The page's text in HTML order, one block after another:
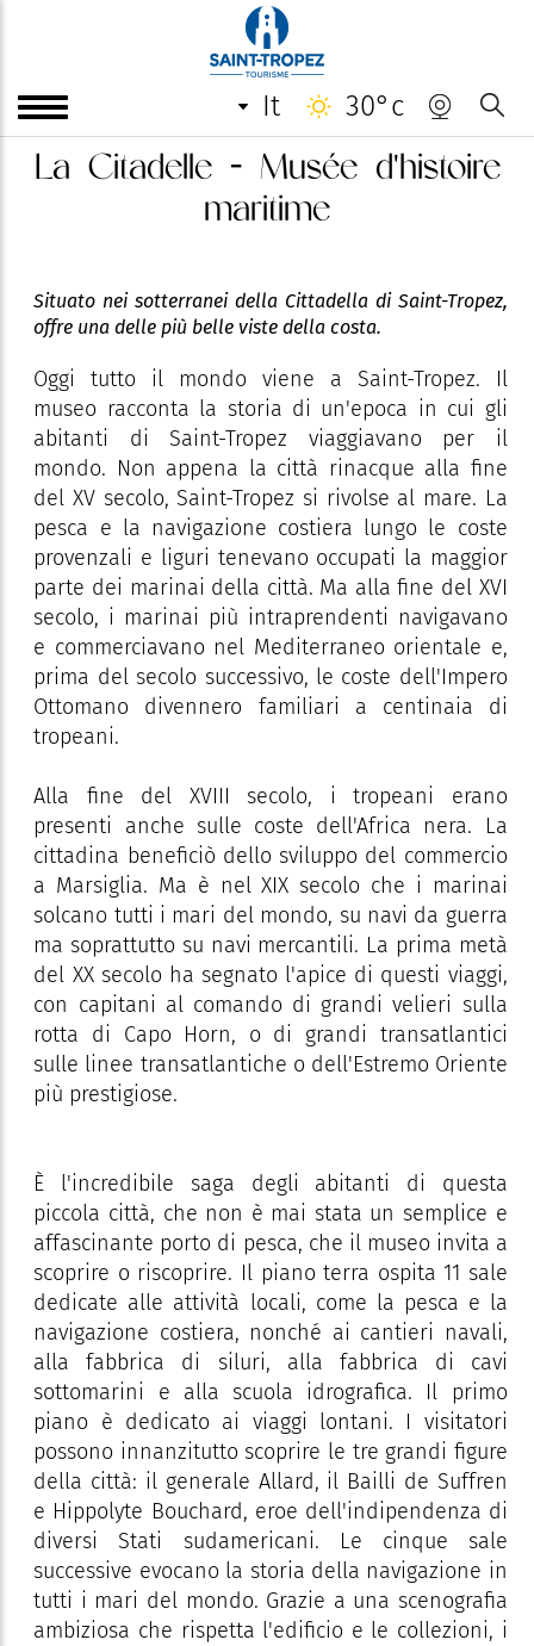
it 30°c
La Citadelle - Musée d'histoire
maritime
Situato nei sotterranei della Cittadella di Saint-Tropez,
offre una delle più belle viste della costa.
Oggi tutto il mondo viene a Saint-Tropez. Il
museo racconta la storia di un'epoca in cui gli
abitanti di Saint-Tropez viaggiavano per il
mondo. Non appena la città rinacque alla fine
del XV secolo, Saint-Tropez si rivolse al mare. La
pesca e la navigazione costiera lungo le coste
provenzali e liguri tenevano occupati la maggior
parte dei marinai della città. Ma alla fine del XVI
secolo, i marinai più intraprendenti navigavano
e commerciavano nel Mediterraneo orientale e,
prima del secolo successivo, le coste dell'Impero
Ottomano divennero familiari a centinaia di
tropeani.
Alla fine del XVIII secolo, i tropeani erano
presenti anche sulle coste dell'Africa nera. La
cittadina beneficiò dello sviluppo del commercio
a Marsiglia. Ma è nel XIX secolo che i marinai
solcano tutti i mari del mondo, su navi da guerra
ma soprattutto su navi mercantili. La prima metà
del XX secolo ha segnato l'apice di questi viaggi,
con capitani al comando di grandi velieri sulla
rotta di Capo Horn, o di grandi transatlantici
sulle linee transatlantiche o dell'Estremo Oriente
più prestigiose.
È l'incredibile saga degli abitanti di questa
piccola città, che non è mai stata un semplice e
affascinante porto di pesca, che il museo invita a
scoprire o riscoprire. Il piano terra ospita 11 sale
dedicate alle attività locali, come la pesca e la
navigazione costiera, nonché ai cantieri navali,
alla fabbrica di siluri, alla fabbrica di cavi
sottomarini e alla scuola idrografica. Il primo
piano è dedicato ai viaggi lontani. I visitatori
possono innanzitutto scoprire le tre grandi figure
della città: il generale Allard, il Bailli de Suffren
e Hippolyte Bouchard, eroe dell'indipendenza di
diversi Stati sudamericani. Le cinque sale
successive evocano la storia della navigazione in
tutti i mari del mondo. Grazie a una scenografia
ambiziosa che rispetta l'edificio e le collezioni, i